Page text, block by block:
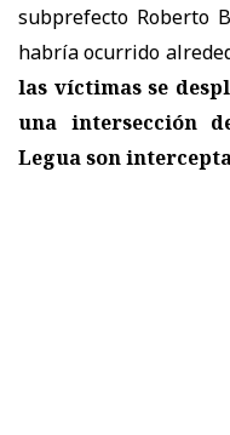
subprefecto Roberto
habría ocurrido
las víctimas se
una intersección
Legua son